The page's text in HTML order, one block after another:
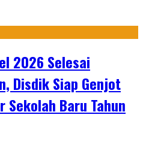
2026 Selesai
Disdik Siap Genjot
Baru Tahun